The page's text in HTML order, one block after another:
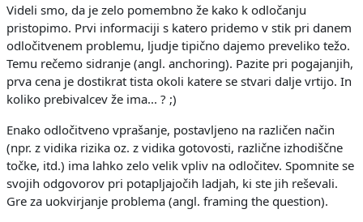
Videli smo, da je zelo pomembno že kako k odločanju
pristopimo. Prvi informaciji s katero pridemo v stik pri danem
odločitvenem problemu, ljudje tipično dajemo preveliko težo.
Temu rečemo sidranje (angl. anchoring). Pazite pri pogajanjih,
prva cena je dostikrat tista okoli katere se stvari dalje vrtijo. In
koliko prebivalcev že ima... ? ;)
Enako odločitveno vprašanje, postavljeno na različen način
(npr. z vidika rizika oz. z vidika gotovosti, različne izhodiščne
točke, itd.) ima lahko zelo velik vpliv na odločitev. Spomnite se
svojih odgovorov pri potapljajočih ladjah, ki ste jih reševali.
Gre za uokvirjanje problema (angl. framing the question).